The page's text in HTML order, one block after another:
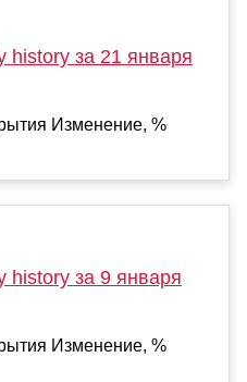
за 21 января
Изменение, %
за 9 января
Изменение, %